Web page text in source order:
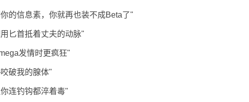
的信息素，你就再也装不成Beta了"
匕首抵着丈夫的动脉"
发情时更疯狂"
破我的腺体"
连钓钩都淬着毒"